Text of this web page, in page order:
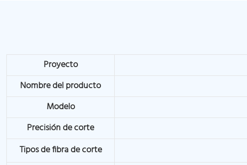
Proyecto
Nombre del producto
Modelo
Precisión de corte
Tipos de fibra de corte